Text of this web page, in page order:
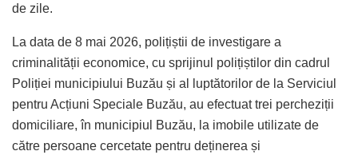
de zile.
La data de 8 mai 2026, polițiștii de investigare a
criminalității economice, cu sprijinul polițiștilor din cadrul
Poliției municipiului Buzău și al luptătorilor de la Serviciul
pentru Acțiuni Speciale Buzău, au efectuat trei percheziții
domiciliare, în municipiul Buzău, la imobile utilizate de
către persoane cercetate pentru deținerea și